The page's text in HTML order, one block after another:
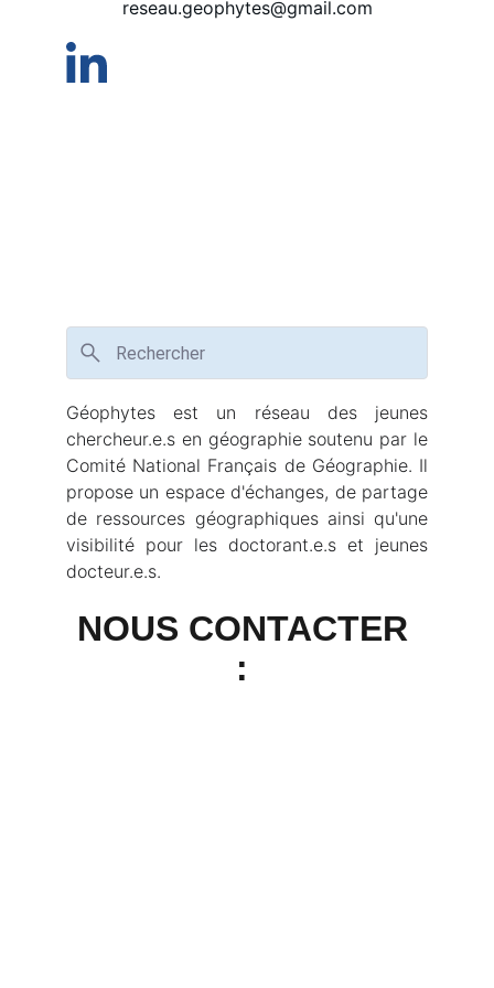
reseau.geophytes@gmail.com
Géophytes est un réseau des jeunes
chercheur.e.s en géographie soutenu par le
Comité National Français de Géographie. Il
propose un espace d'échanges, de partage
de ressources géographiques ainsi qu'une
visibilité pour les doctorant.e.s et jeunes
docteur.e.s.
NOUS CONTACTER
: